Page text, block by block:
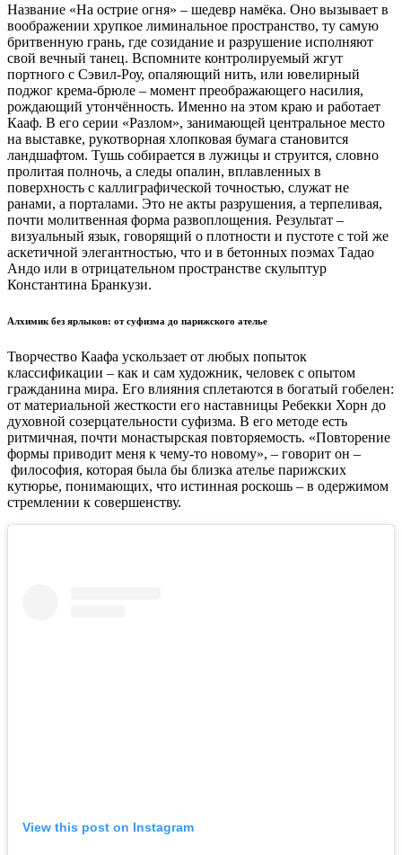
Название «На острие огня» – шедевр намёка. Оно вызывает в
воображении хрупкое лиминальное пространство, ту самую
бритвенную грань, где созидание и разрушение исполняют
свой вечный танец. Вспомните контролируемый жгут
портного с Сэвил-Роу, опаляющий нить, или ювелирный
поджог крема-брюле – момент преображающего насилия,
рождающий утончённость. Именно на этом краю и работает
Кааф. В его серии «Разлом», занимающей центральное место
на выставке, рукотворная хлопковая бумага становится
ландшафтом. Тушь собирается в лужицы и струится, словно
пролитая полночь, а следы опалин, вплавленных в
поверхность с каллиграфической точностью, служат не
ранами, а порталами. Это не акты разрушения, а терпеливая,
почти молитвенная форма развоплощения. Результат –
визуальный язык, говорящий о плотности и пустоте с той же
аскетичной элегантностью, что и в бетонных поэмах Тадао
Андо или в отрицательном пространстве скульптур
Константина Бранкузи.
Алхимик без ярлыков: от суфизма до парижского ателье
Творчество Каафа ускользает от любых попыток
классификации – как и сам художник, человек с опытом
гражданина мира. Его влияния сплетаются в богатый гобелен:
от материальной жесткости его наставницы Ребекки Хорн до
духовной созерцательности суфизма. В его методе есть
ритмичная, почти монастырская повторяемость. «Повторение
формы приводит меня к чему-то новому», – говорит он –
философия, которая была бы близка ателье парижских
кутюрье, понимающих, что истинная роскошь – в одержимом
стремлении к совершенству.
View this post on Instagram